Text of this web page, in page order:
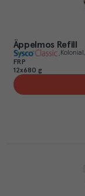
Äppelmos Refill
Kolonial
FRP
12x680 g